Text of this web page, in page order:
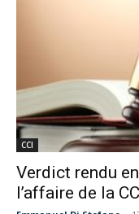
CCI
Verdict rendu
l’affaire de la